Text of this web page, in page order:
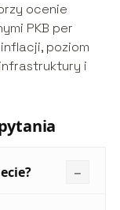
ocenie
PKB per
poziom
i